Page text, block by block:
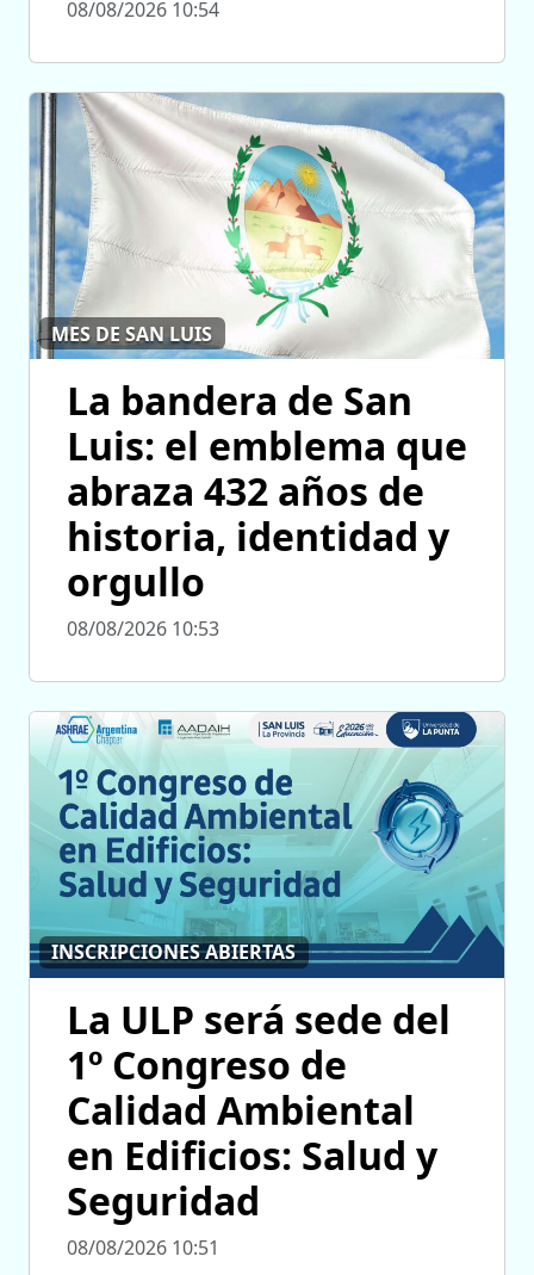
08/08/2026 10:54
MES DE SAN LUIS
La bandera de San
Luis: el emblema que
abraza 432 años de
historia, identidad y
orgullo
08/08/2026 10:53
INSCRIPCIONES ABIERTAS
La ULP será sede del
1º Congreso de
Calidad Ambiental
en Edificios: Salud y
Seguridad
08/08/2026 10:51